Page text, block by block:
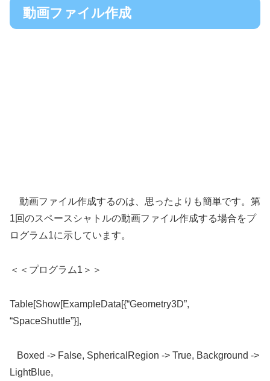
動画ファイル作成
動画ファイル作成するのは、思ったよりも簡単です。第
1回のスペースシャトルの動画ファイル作成する場合をプ
ログラム1に示しています。
＜＜プログラム1＞＞
Table[Show[ExampleData[{“Geometry3D”,
“SpaceShuttle”}],
Boxed -> False, SphericalRegion -> True, Background ->
LightBlue,